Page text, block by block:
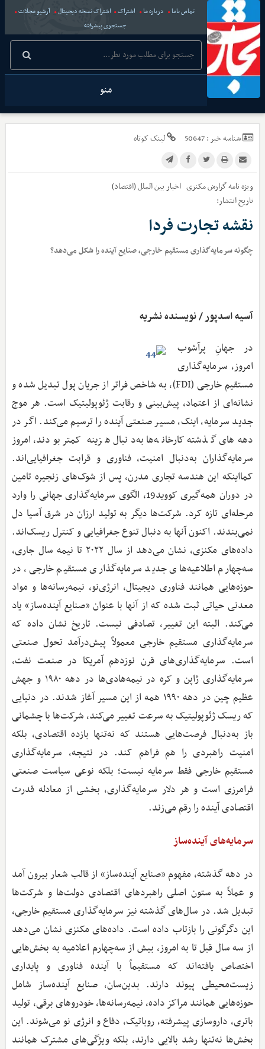
تماس باما درباره ما اشتراک اشتراک نسخه دیجیتال
آرشیو مجلات
جستجوی پیشرفته
منو
شناسه خبر :50647 لینک کوتاه
ویژه نامه گزارش مکنزی اخباربین الملل (اقتصاد)
تاریخ انتشار:
نقشه تجارت فردا
چگونه سرمایه‌گذاری مستقیم خارجی، صنایع آینده را شکل می‌دهد؟
آسیه اسدپور / نویسنده نشریه
در جهانِ پرآشوب
امروز، سرمایه‌گذاری
مستقیم خارجی (‌FDI‌)‌، به شاخص فراتر از جریان پول تبدیل شده و
نشانه‌ای از اعتماد، پیش‌بینی و رقابت ژئوپولیتیک است. هر موج
جدید سرمایه، اینک، مسیر صنعتی آینده را ترسیم می‌کند. اگر در
دهه‌های گذشته کارخانه‌ها به‌دنبال هزینه کمتر بودند، امروز
سرمایه‌گذاران به‌دنبال امنیت، فناوری و قرابت جغرافیایی‌اند.
کمااینکه این هندسه تجاری مدرن، پس از شوک‌های زنجیره تامین
در دوران همه‌گیری کووید19، الگوی سرمایه‌گذاری جهانی را وارد
مرحله‌ای تازه کرد. شرکت‌ها دیگر به تولید ارزان در شرق آسیا دل
نمی‌بندند. اکنون آنها به دنبال تنوع جغرافیایی و کنترل ریسک‌اند.
داده‌های مکنزی، نشان می‌دهد از سال ۲۰۲۲ تا نیمه سال جاری،
سه‌چهارم اطلاعیه‌های جدید سرمایه‌گذاری مستقیم خارجی، در
حوزه‌هایی همانند فناوری دیجیتال، انرژی‌نو، نیمه‌رسانه‌ها و مواد
معدنی حیاتی ثبت شده که از آنها با عنوان «صنایع آینده‌ساز» یاد
می‌کند. البته این تغییر، تصادفی نیست. تاریخ نشان داده که
سرمایه‌گذاری مستقیم خارجی معمولاً پیش‌درآمد تحول صنعتی
است. سرمایه‌گذاری‌های قرن نوزدهم آمریکا در صنعت نفت،
سرمایه‌گذاری ژاپن و کره در نیمه‌هادی‌ها در دهه ۱۹۸۰ و جهش
عظیم چین در دهه ۱۹۹۰ همه از این مسیر آغاز شدند. در دنیایی
که ریسک ژئوپولیتیک به سرعت تغییر می‌کند، شرکت‌ها با چشمانی
باز به‌دنبال فرصت‌هایی هستند که نه‌تنها بازده اقتصادی، بلکه
امنیت راهبردی را هم فراهم کند. در نتیجه، سرمایه‌گذاری
مستقیم خارجی فقط سرمایه نیست؛ بلکه نوعی سیاست صنعتی
فرامرزی است و هر دلار سرمایه‌گذاری، بخشی از معادله قدرت
اقتصادی آینده را رقم می‌زند.
سرمایه‌های آینده‌ساز
در دهه گذشته، مفهوم «صنایع آینده‌ساز» از قالب شعار بیرون آمد
و عملاً به ستون اصلی راهبردهای اقتصادی دولت‌ها و شرکت‌ها
تبدیل شد. در سال‌های گذشته نیز سرمایه‌گذاری مستقیم خارجی،
این دگرگونی را بازتاب داده است. داده‌های مکنزی نشان می‌دهد
از سه سال قبل تا به امروز، بیش از سه‌چهارم اعلامیه به بخش‌هایی
اختصاص یافته‌اند که مستقیماً با آینده فناوری و پایداری
زیست‌محیطی پیوند دارند. بدین‌سان، صنایع آینده‌ساز شامل
حوزه‌هایی همانند مراکز داده، نیمه‌رسانه‌ها، خودروهای برقی، تولید
باتری، داروسازی پیشرفته، روباتیک، دفاع و انرژی نو می‌شوند. این
بخش‌ها نه‌تنها رشد بالایی دارند، بلکه ویژگی‌های مشترک همانند